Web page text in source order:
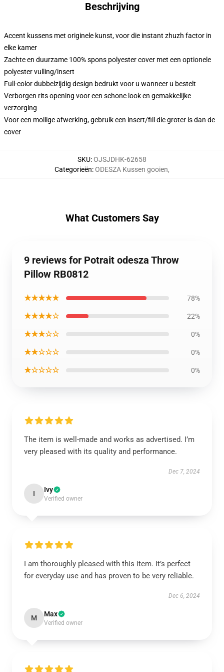
Beschrijving
Accent kussens met originele kunst, voor die instant zhuzh factor in
elke kamer
Zachte en duurzame 100% spons polyester cover met een optionele
polyester vulling/insert
Full-color dubbelzijdig design bedrukt voor u wanneer u bestelt
Verborgen rits opening voor een schone look en gemakkelijke
verzorging
Voor een mollige afwerking, gebruik een insert/fill die groter is dan de
cover
SKU:OJSJDHK-62658
Categorieën:ODESZA Kussen gooien,
What Customers Say
9 reviews for Potrait odesza Throw
Pillow RB0812
★★★★★ 78%
★★★★☆ 22%
★★★☆☆ 0%
★★☆☆☆ 0%
★☆☆☆☆ 0%
The item is well-made and works as advertised. I’m
very pleased with its quality and performance.
Dec 7, 2024
I Ivy
Verified owner
I am thoroughly pleased with this item. It’s perfect
for everyday use and has proven to be very reliable.
Dec 6, 2024
M Max
Verified owner